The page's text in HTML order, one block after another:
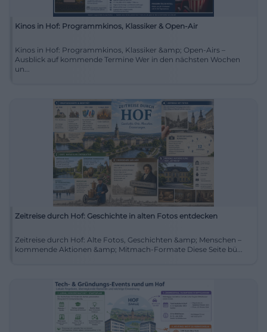
Kinos in Hof: Programmkinos, Klassiker & Open-Air
Kinos in Hof: Programmkinos, Klassiker &amp; Open-Airs –
Ausblick auf kommende Termine Wer in den nächsten Wochen
un...
Zeitreise durch Hof: Geschichte in alten Fotos entdecken
Zeitreise durch Hof: Alte Fotos, Geschichten &amp; Menschen –
kommende Aktionen &amp; Mitmach-Formate Diese Seite bü...